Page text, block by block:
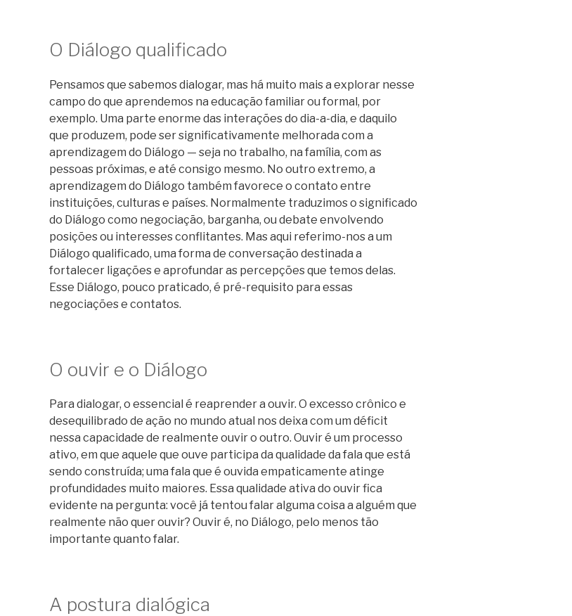
O Diálogo qualificado
Pensamos que sabemos dialogar, mas há muito mais a explorar nesse
campo do que aprendemos na educação familiar ou formal, por
exemplo. Uma parte enorme das interações do dia-a-dia, e daquilo
que produzem, pode ser significativamente melhorada com a
aprendizagem do Diálogo — seja no trabalho, na família, com as
pessoas próximas, e até consigo mesmo. No outro extremo, a
aprendizagem do Diálogo também favorece o contato entre
instituições, culturas e países. Normalmente traduzimos o significado
do Diálogo como negociação, barganha, ou debate envolvendo
posições ou interesses conflitantes. Mas aqui referimo-nos a um
Diálogo qualificado, uma forma de conversação destinada a
fortalecer ligações e aprofundar as percepções que temos delas.
Esse Diálogo, pouco praticado, é pré-requisito para essas
negociações e contatos.
O ouvir e o Diálogo
Para dialogar, o essencial é reaprender a ouvir. O excesso crônico e
desequilibrado de ação no mundo atual nos deixa com um déficit
nessa capacidade de realmente ouvir o outro. Ouvir é um processo
ativo, em que aquele que ouve participa da qualidade da fala que está
sendo construída; uma fala que é ouvida empaticamente atinge
profundidades muito maiores. Essa qualidade ativa do ouvir fica
evidente na pergunta: você já tentou falar alguma coisa a alguém que
realmente não quer ouvir? Ouvir é, no Diálogo, pelo menos tão
importante quanto falar.
A postura dialógica